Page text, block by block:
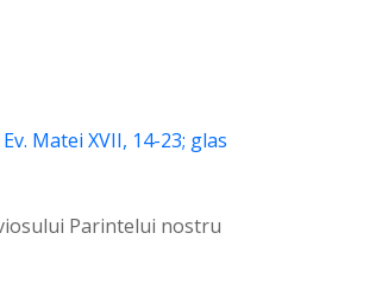
Parintelui nostru